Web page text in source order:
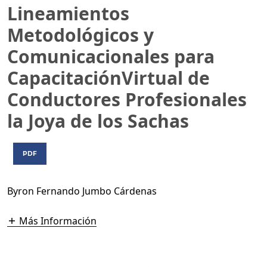
Lineamientos
Metodológicos y
Comunicacionales para
CapacitaciónVirtual de
Conductores Profesionales
la Joya de los Sachas
PDF
Byron Fernando Jumbo Cárdenas
Más Información